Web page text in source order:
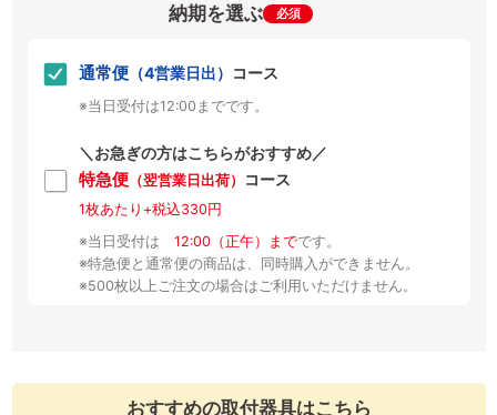
納期を選ぶ 必須
通常便（4営業日出） コース
※当日受付は12:00までです。
＼お急ぎの方はこちらがおすすめ／
特急便 （翌営業日出荷） コース
1枚あたり+税込330円
※当日受付は 12:00（正午）までです。
※特急便と通常便の商品は、同時購入ができません。
※500枚以上ご注文の場合はご利用いただけません。
おすすめの取付器具はこちら